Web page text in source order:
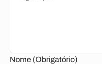
Nome (Obrigatório)